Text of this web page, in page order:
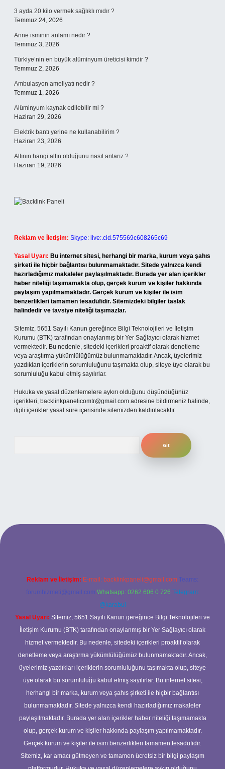
3 ayda 20 kilo vermek sağlıklı mıdır ?
Temmuz 24, 2026
Anne isminin anlamı nedir ?
Temmuz 3, 2026
Türkiye’nin en büyük alüminyum üreticisi kimdir ?
Temmuz 2, 2026
Ambulasyon ameliyatı nedir ?
Temmuz 1, 2026
Alüminyum kaynak edilebilir mi ?
Haziran 29, 2026
Elektrik bantı yerine ne kullanabilirim ?
Haziran 23, 2026
Altının hangi altın olduğunu nasıl anlarız ?
Haziran 19, 2026
Reklam ve İletişim: Skype: live:.cid.575569c608265c69
Yasal Uyarı: Bu internet sitesi, herhangi bir marka, kurum veya şahıs
şirketi ile hiçbir bağlantısı bulunmamaktadır. Sitede yalnızca kendi
hazırladığımız makaleler paylaşılmaktadır. Burada yer alan içerikler
haber niteliği taşımamakta olup, gerçek kurum ve kişiler hakkında
paylaşım yapılmamaktadır. Gerçek kurum ve kişiler ile isim
benzerlikleri tamamen tesadüfidir. Sitemizdeki bilgiler taslak
halindedir ve tavsiye niteliği taşımazlar.
Sitemiz, 5651 Sayılı Kanun gereğince Bilgi Teknolojileri ve İletişim
Kurumu (BTK) tarafından onaylanmış bir Yer Sağlayıcı olarak hizmet
vermektedir. Bu nedenle, sitedeki içerikleri proaktif olarak denetleme
veya araştırma yükümlülüğümüz bulunmamaktadır. Ancak, üyelerimiz
yazdıkları içeriklerin sorumluluğunu taşımakta olup, siteye üye olarak bu
sorumluluğu kabul etmiş sayılırlar.
Hukuka ve yasal düzenlemelere aykırı olduğunu düşündüğünüz
içerikleri, backlinkpanelicomtr@gmail.com adresine bildirmeniz halinde,
ilgili içerikler yasal süre içerisinde sitemizden kaldırılacaktır.
sitesi
Reklam ve İletişim: E-mail: backlinkpaneli@gmail.com Teams:
forumhizmeti@gmail.com Whatsapp: 0262 606 0 726 Telegram:
@karabul
Yasal Uyarı: Sitemiz, 5651 Sayılı Kanun gereğince Bilgi Teknolojileri ve
İletişim Kurumu (BTK) tarafından onaylanmış bir Yer Sağlayıcı olarak
hizmet vermektedir. Bu nedenle, sitedeki içerikleri proaktif olarak
denetleme veya araştırma yükümlülüğümüz bulunmamaktadır. Ancak,
üyelerimiz yazdıkları içeriklerin sorumluluğunu taşımakta olup, siteye
üye olarak bu sorumluluğu kabul etmiş sayılırlar. Bu internet sitesi,
herhangi bir marka, kurum veya şahıs şirketi ile hiçbir bağlantısı
bulunmamaktadır. Sitede yalnızca kendi hazırladığımız makaleler
paylaşılmaktadır. Burada yer alan içerikler haber niteliği taşımamakta
olup, gerçek kurum ve kişiler hakkında paylaşım yapılmamaktadır.
Gerçek kurum ve kişiler ile isim benzerlikleri tamamen tesadüfidir.
Sitemiz, kar amacı gütmeyen ve tamamen ücretsiz bir bilgi paylaşım